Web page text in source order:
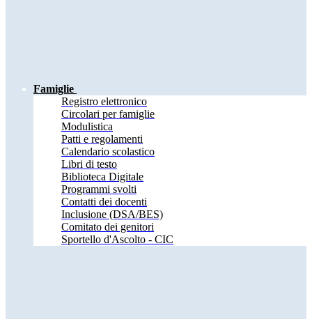
Famiglie
Registro elettronico
Circolari per famiglie
Modulistica
Patti e regolamenti
Calendario scolastico
Libri di testo
Biblioteca Digitale
Programmi svolti
Contatti dei docenti
Inclusione (DSA/BES)
Comitato dei genitori
Sportello d'Ascolto - CIC